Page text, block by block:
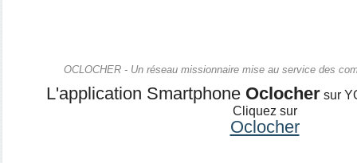
OCLOCHER - Un réseau missionnaire mise au service des
L'application Smartphone Oclocher sur
Cliquez sur
Oclocher